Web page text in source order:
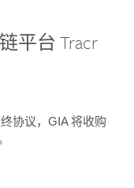
平台 Tracr
协议，GIA 将收购